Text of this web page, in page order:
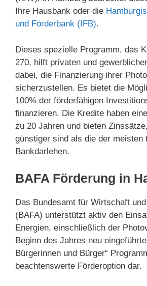
Ihre Hausbank oder die
und Förderbank (IFB).
Dieses spezielle Programm, das
270, hilft privaten und
dabei, die Finanzierung ihrer
sicherzustellen. Es bietet die
100% der förderfähigen
finanzieren. Die Kredite haben
zu 20 Jahren und bieten
günstiger sind als die der meisten
Bankdarlehen.
BAFA Förderung in
Das Bundesamt für Wirtschaft
(BAFA) unterstützt aktiv den
Energien, einschließlich der
Beginn des Jahres neu
Bürgerinnen und Bürger“
beachtenswerte Förderoption dar.